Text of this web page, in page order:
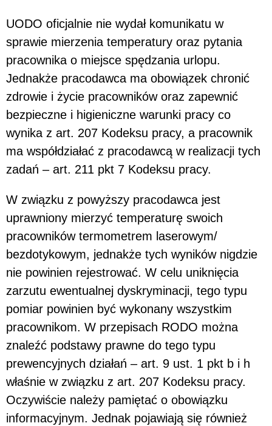
UODO oficjalnie nie wydał komunikatu w
sprawie mierzenia temperatury oraz pytania
pracownika o miejsce spędzania urlopu.
Jednakże pracodawca ma obowiązek chronić
zdrowie i życie pracowników oraz zapewnić
bezpieczne i higieniczne warunki pracy co
wynika z art. 207 Kodeksu pracy, a pracownik
ma współdziałać z pracodawcą w realizacji tych
zadań – art. 211 pkt 7 Kodeksu pracy.
W związku z powyższy pracodawca jest
uprawniony mierzyć temperaturę swoich
pracowników termometrem laserowym/
bezdotykowym, jednakże tych wyników nigdzie
nie powinien rejestrować. W celu uniknięcia
zarzutu ewentualnej dyskryminacji, tego typu
pomiar powinien być wykonany wszystkim
pracownikom. W przepisach RODO można
znaleźć podstawy prawne do tego typu
prewencyjnych działań – art. 9 ust. 1 pkt b i h
właśnie w związku z art. 207 Kodeksu pracy.
Oczywiście należy pamiętać o obowiązku
informacyjnym. Jednak pojawiają się również